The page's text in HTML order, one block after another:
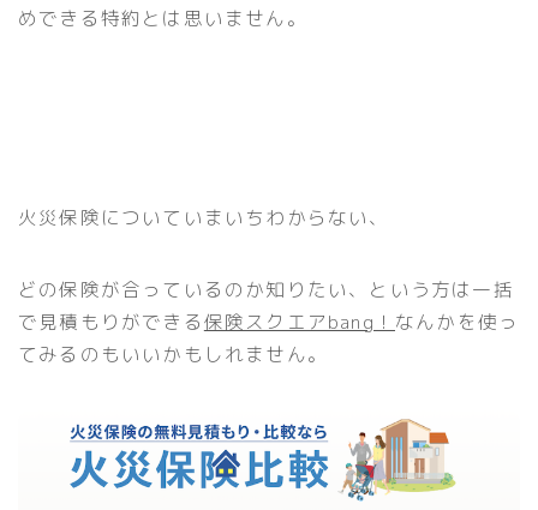
めできる特約とは思いません。
火災保険についていまいちわからない、
どの保険が合っているのか知りたい、という方は一括
で見積もりができる保険スクエアbang！ なんかを使っ
てみるのもいいかもしれません。